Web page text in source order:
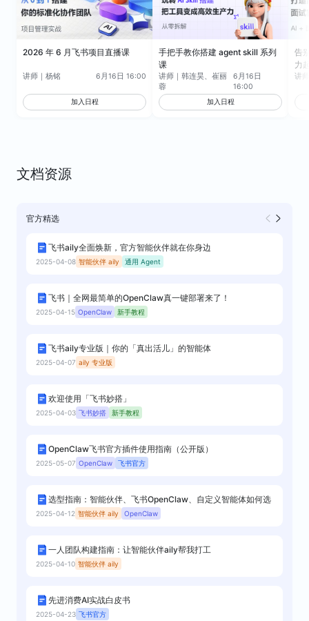
工程研发 编程 规划
2026 年 6 月飞书项目直播课
讲师｜ 杨铭 6月16日 16:00
加入日程
手把手教你搭建 agent skill 系列
课
讲师｜ 韩连昊、崔丽
蓉
6月16日
16:00
加入日程
告
力
讲
文档资源
官方精选
飞书aily全面焕新，官方智能伙伴就在你身边
2025-04-08
飞书｜全网最简单的OpenClaw真一键部署来了！
2025-04-15
飞书aily专业版｜你的「真出活儿」的智能体
2025-04-07
欢迎使用「飞书妙搭」
2025-04-03
OpenClaw飞书官方插件使用指南（公开版）
2025-05-07
选型指南：智能伙伴、飞书OpenClaw、自定义智能体如何选
2025-04-12
一人团队构建指南：让智能伙伴aily帮我打工
2025-04-10
先进消费AI实战白皮书
2025-04-23